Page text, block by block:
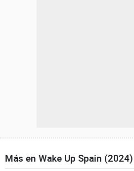
Más en Wake Up Spain (2024)